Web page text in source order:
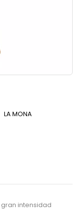
LA MONA
intensidad